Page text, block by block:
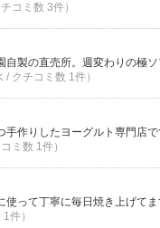
コミ数 3件）
自製の直売所。週変わりの極
/ クチコミ数 1件）
手作りしたヨーグルト専門店
ミ数 1件）
使って丁寧に毎日焼き上げて
件）